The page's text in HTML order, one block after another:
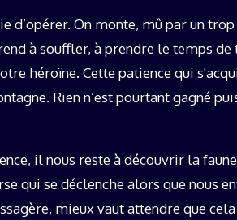
d’opérer. On monte, mû par un trop
à souffler, à prendre le temps
héroïne. Cette patience qui
Rien n’est pourtant gagné
il nous reste à découvrir la
qui se déclenche alors que nous
mieux vaut attendre que cela